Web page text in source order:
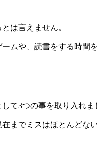
は言えません。
ムや、読書をする時間
て3つの事を取り入れま
までミスはほとんどな